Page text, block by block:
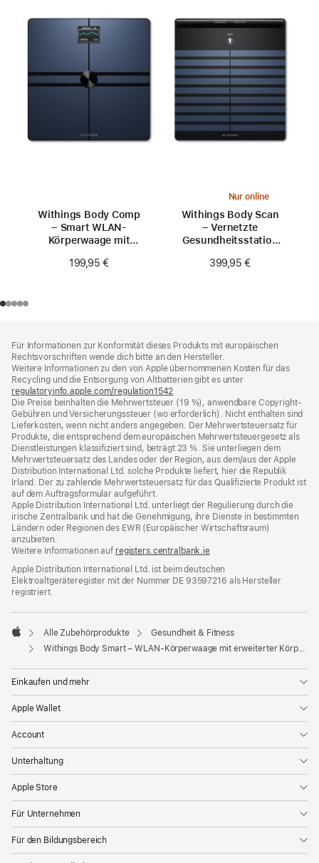
Withings Body Comp
– Smart WLAN-
Körperwaage mit
199,95 €
Nur online
Withings Body Scan
– Vernetzte
Gesundheitsstation
Körperwaage
399,95 €
Für Informationen zur Konformität dieses Produkts mit europäischen
Rechtsvorschriften wende dich bitte an den Hersteller.
Weitere Informationen zu den von Apple übernommenen Kosten für das
Recycling und die Entsorgung von Altbatterien gibt es unter
regulatoryinfo.apple.com/regulation1542
ein
neues
Fenster)
Die Preise beinhalten die Mehrwertsteuer (19 %), anwendbare Copyright-
Gebühren und Versicherungssteuer (wo erforderlich). Nicht enthalten sind
Lieferkosten, wenn nicht anders angegeben. Der Mehrwertsteuersatz für
Produkte, die entsprechend dem europäischen Mehrwertsteuergesetz als
Dienstleistungen klassifiziert sind, beträgt 23 %. Sie unterliegen dem
Mehrwertsteuersatz des Landes oder der Region, aus dem/aus der Apple
Distribution International Ltd. solche Produkte liefert, hier die Republik
Irland. Der zu zahlende Mehrwertsteuersatz für das Qualifizierte Produkt ist
auf dem Auftragsformular aufgeführt.
Apple Distribution International Ltd. unterliegt der Regulierung durch die
irische Zentralbank und hat die Genehmigung, ihre Dienste in bestimmten
Ländern oder Regionen des EWR (Europäischer Wirtschaftsraum)
anzubieten.
Weitere Informationen auf registers.centralbank.ie
Apple Distribution International Ltd. ist beim deutschen
Elektroaltgeräteregister mit der Nummer DE 93597216 als Hersteller
registriert.
Apple
Alle Zubehörprodukte
Gesundheit & Fitness
Withings Body Smart – WLAN-Körperwaage mit erweiterter Körperzusammensetzung
Einkaufen und mehr
Apple Wallet
Account
Unterhaltung
Apple Store
Für Unternehmen
Für den Bildungsbereich